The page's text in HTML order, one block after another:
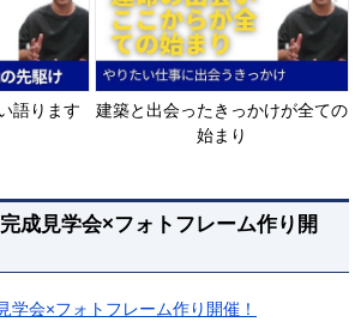
語ります
建築と出会ったきっかけが全ての
始まり
成見学会×フォトフレーム作り開
学会×フォトフレーム作り開催！